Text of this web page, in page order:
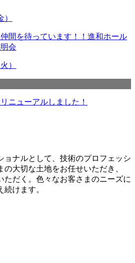
間を待っています！！進和ホール
会
）
ニューアルしました！
ョナルとして、技術のプロフェッシ
の大切な土地をお任せいただき、
ただく。色々なお客さまのニーズに
けます。